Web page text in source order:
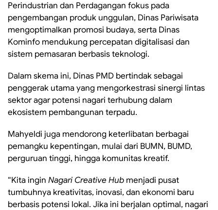
Perindustrian dan Perdagangan fokus pada
pengembangan produk unggulan, Dinas Pariwisata
mengoptimalkan promosi budaya, serta Dinas
Kominfo mendukung percepatan digitalisasi dan
sistem pemasaran berbasis teknologi.
Dalam skema ini, Dinas PMD bertindak sebagai
penggerak utama yang mengorkestrasi sinergi lintas
sektor agar potensi nagari terhubung dalam
ekosistem pembangunan terpadu.
Mahyeldi juga mendorong keterlibatan berbagai
pemangku kepentingan, mulai dari BUMN, BUMD,
perguruan tinggi, hingga komunitas kreatif.
“Kita ingin Nagari Creative Hub menjadi pusat
tumbuhnya kreativitas, inovasi, dan ekonomi baru
berbasis potensi lokal. Jika ini berjalan optimal, nagari